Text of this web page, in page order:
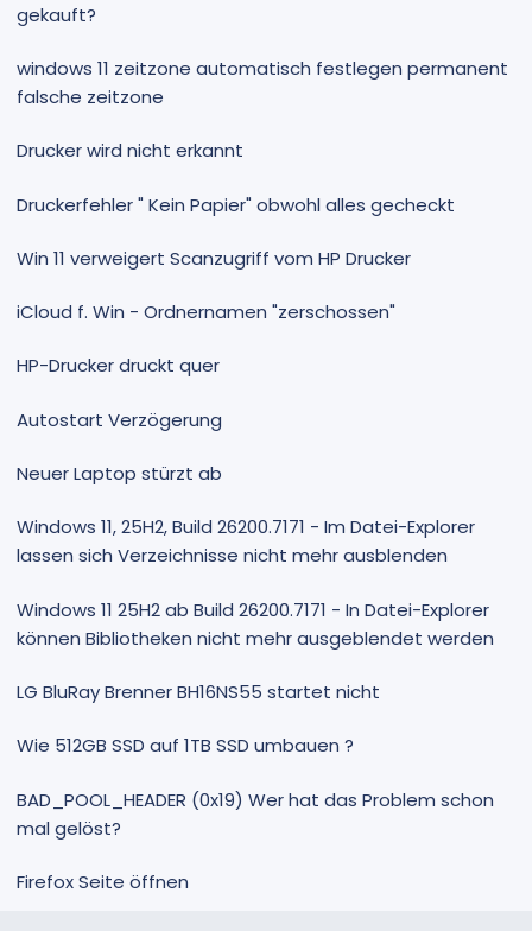
gekauft?
windows 11 zeitzone automatisch festlegen permanent
falsche zeitzone
Drucker wird nicht erkannt
Druckerfehler " Kein Papier" obwohl alles gecheckt
Win 11 verweigert Scanzugriff vom HP Drucker
iCloud f. Win - Ordnernamen "zerschossen"
HP-Drucker druckt quer
Autostart Verzögerung
Neuer Laptop stürzt ab
Windows 11, 25H2, Build 26200.7171 - Im Datei-Explorer
lassen sich Verzeichnisse nicht mehr ausblenden
Windows 11 25H2 ab Build 26200.7171 - In Datei-Explorer
können Bibliotheken nicht mehr ausgeblendet werden
LG BluRay Brenner BH16NS55 startet nicht
Wie 512GB SSD auf 1TB SSD umbauen ?
BAD_POOL_HEADER (0x19) Wer hat das Problem schon
mal gelöst?
Firefox Seite öffnen